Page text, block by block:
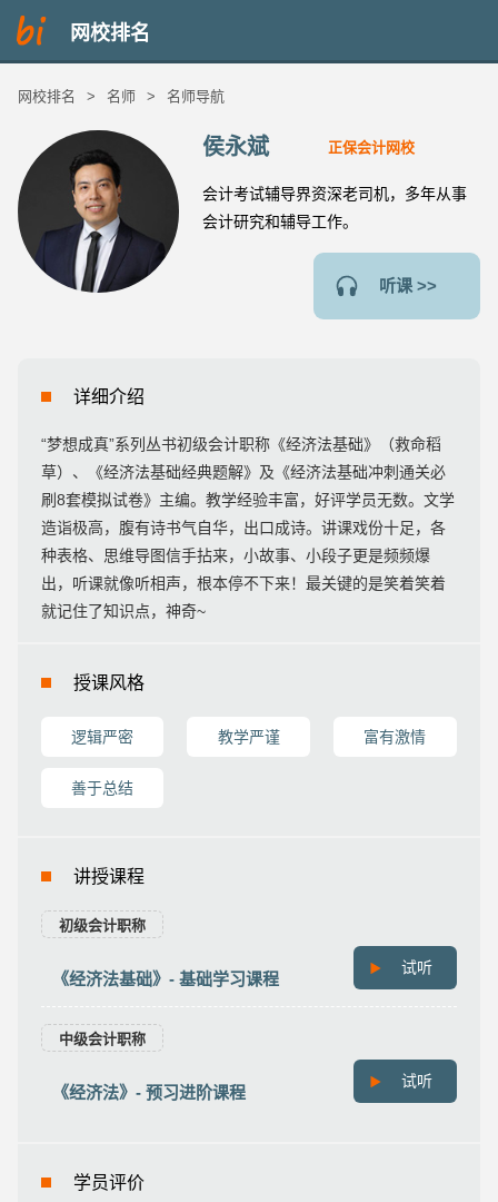
网校排名
网校排名 > 名师 > 名师导航
侯永斌 正保会计网校
会计考试辅导界资深老司机，多年从事
会计研究和辅导工作。
听课 >>
详细介绍
“梦想成真”系列丛书初级会计职称《经济法基础》（救命稻
草）、《经济法基础经典题解》及《经济法基础冲刺通关必
刷8套模拟试卷》主编。教学经验丰富，好评学员无数。文学
造诣极高，腹有诗书气自华，出口成诗。讲课戏份十足，各
种表格、思维导图信手拈来，小故事、小段子更是频频爆
出，听课就像听相声，根本停不下来！最关键的是笑着笑着
就记住了知识点，神奇~
授课风格
逻辑严密 教学严谨 富有激情
善于总结
讲授课程
初级会计职称
《经济法基础》- 基础学习课程
试听
中级会计职称
《经济法》- 预习进阶课程
试听
学员评价